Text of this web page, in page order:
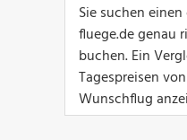
Sie suchen
fluege.de genau
buchen. Ein
Tagespreisen
Wunschflug